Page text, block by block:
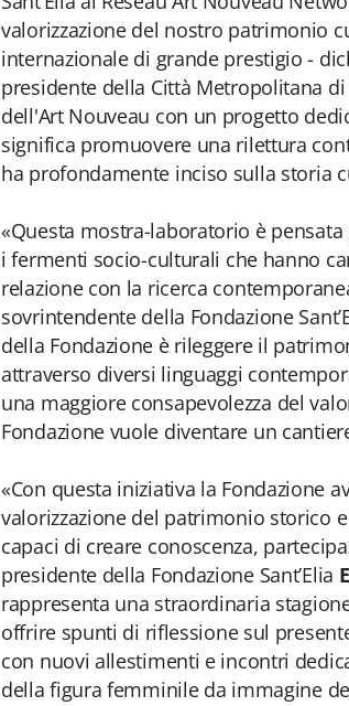
valorizzazione del nostro patrimonio
internazionale di grande prestigio -
presidente della Città Metropolitana
dell'Art Nouveau con un progetto
significa promuovere una rilettura
ha profondamente inciso sulla storia
«Questa mostra-laboratorio è
i fermenti socio-culturali che hanno
relazione con la ricerca
sovrintendente della Fondazione
della Fondazione è rileggere il
attraverso diversi linguaggi
una maggiore consapevolezza del
Fondazione vuole diventare un
«Con questa iniziativa la Fondazione
valorizzazione del patrimonio storico
capaci di creare conoscenza,
presidente della Fondazione Sant’Elia
rappresenta una straordinaria
offrire spunti di riflessione sul
con nuovi allestimenti e incontri
della figura femminile da immagine